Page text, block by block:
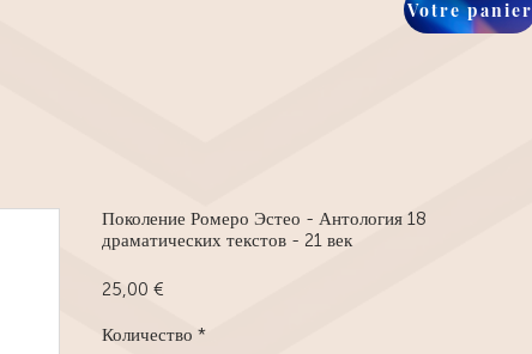
Votre panier
Поколение Ромеро Эстео - Антология 18
драматических текстов - 21 век
25,00 €
Количество *